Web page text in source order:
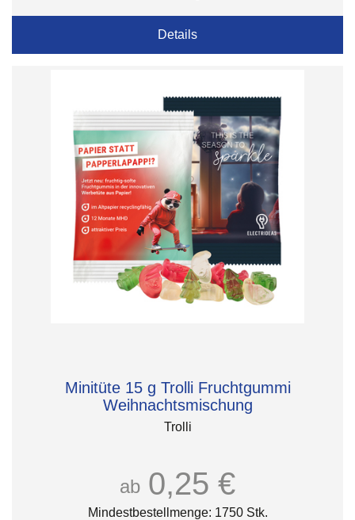
Details
Minitüte 15 g Trolli Fruchtgummi
Weihnachtsmischung
Trolli
ab 0,25 €
Mindestbestellmenge: 1750 Stk.